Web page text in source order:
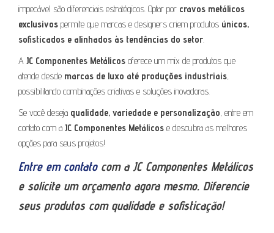
impecável são diferenciais estratégicos. Optar por cravos metálicos
exclusivos permite que marcas e designers criem produtos únicos,
sofisticados e alinhados às tendências do setor.
A JC Componentes Metálicos oferece um mix de produtos que
atende desde marcas de luxo até produções industriais,
possibilitando combinações criativas e soluções inovadoras.
Se você deseja qualidade, variedade e personalização, entre em
contato com a JC Componentes Metálicos e descubra as melhores
opções para seus projetos!
Entre em contatocom a JC Componentes Metálicos
e solicite um orçamento agora mesmo. Diferencie
seus produtos com qualidade e sofisticação!